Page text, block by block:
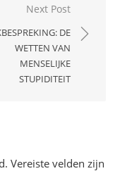
Next Post
DE
WETTEN VAN
MENSELIJKE
STUPIDITEIT
Vereiste velden zijn